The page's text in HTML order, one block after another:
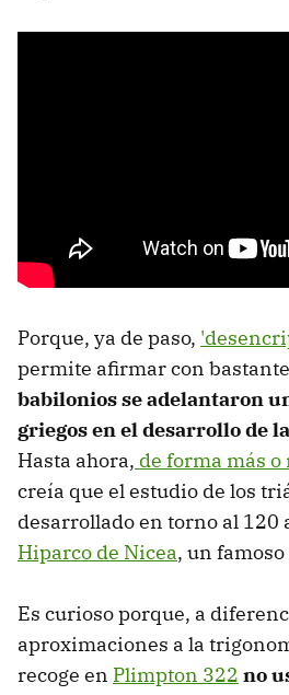
Porque, ya de paso,
permite afirmar con
babilonios se adelantaron
griegos en el desarrollo de
Hasta ahora, de forma más
creía que el estudio de los
desarrollado en torno al 120
Hiparco de Nicea, un
Es curioso porque, a
aproximaciones a la
recoge en Plimpton 322 no